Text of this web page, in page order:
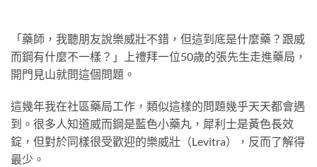
「藥師，我聽朋友說樂威壯不錯，但這到底是什麼藥？跟威
而鋼有什麼不一樣？」上禮拜一位50歲的張先生走進藥局，
開門見山就問這個問題。
這幾年我在社區藥局工作，類似這樣的問題幾乎天天都會遇
到。很多人知道威而鋼是藍色小藥丸，犀利士是黃色長效
錠，但對於同樣很受歡迎的樂威壯（Levitra），反而了解得
最少。